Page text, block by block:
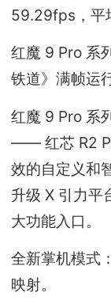
59.29fps，平
红魔 9 Pro 系
铁道》满帧运
红魔 9 Pro 系
—— 红芯 R2
效的自定义和
升级 X 引力平
大功能入口。
全新掌机模式
映射。